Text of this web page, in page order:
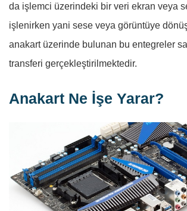
da işlemci üzerindeki bir veri ekran veya
işlenirken yani sese veya görüntüye
anakart üzerinde bulunan bu entegreler
transferi gerçekleştirilmektedir.
Anakart Ne İşe Yarar?